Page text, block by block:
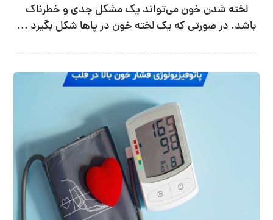
لخته شدن خون می‌تواند یک مشکل جدی و خطرناک
باشد. در صورتی که یک لخته خون در پا‌ها شکل بگیرد ...